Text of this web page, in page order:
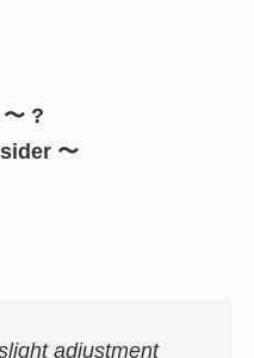
?
〜
adjustment